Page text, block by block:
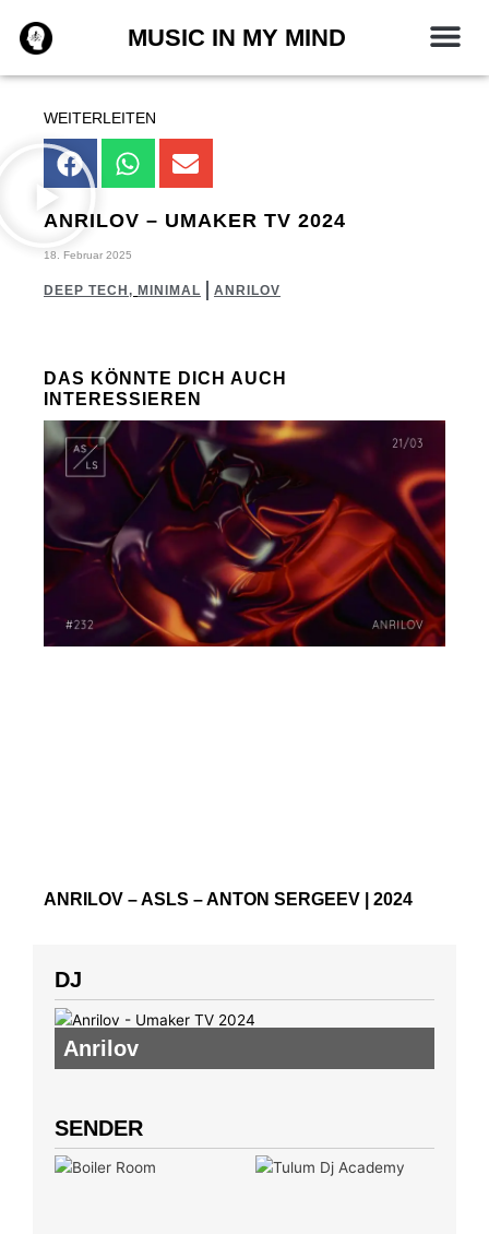
Inhalt
springen
MUSIC IN MY MIND
WEITERLEITEN
ANRILOV – UMAKER TV 2024
18. Februar 2025
DEEP TECH , MINIMAL ANRILOV
DAS KÖNNTE DICH AUCH
INTERESSIEREN
ANRILOV – ASLS – ANTON SERGEEV | 2024
DJ
Anrilov
SENDER